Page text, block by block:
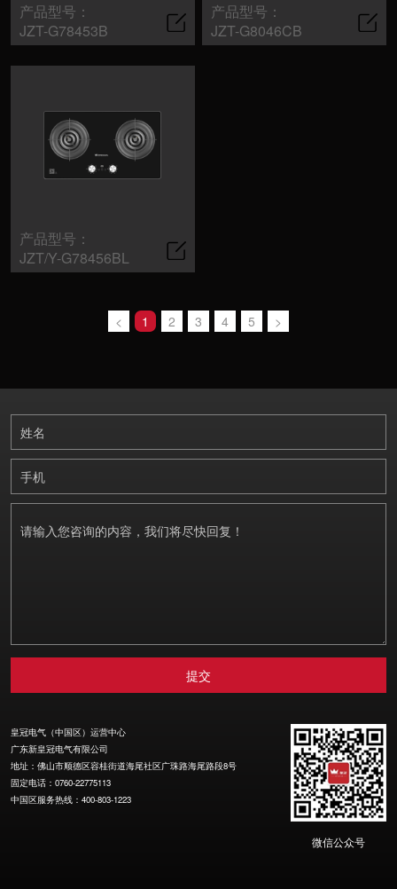
产品型号：
JZT-G78453B
产品型号：
JZT-G8046CB
产品型号：
JZT/Y-G78456BL
« 1 2 3 4 5 »
皇冠电气（中国区）运营中心
广东新皇冠电气有限公司
地址：佛山市顺德区容桂街道海尾社区广珠路海尾路段8号
固定电话：0760-22775113
中国区服务热线：400-803-1223
微信公众号